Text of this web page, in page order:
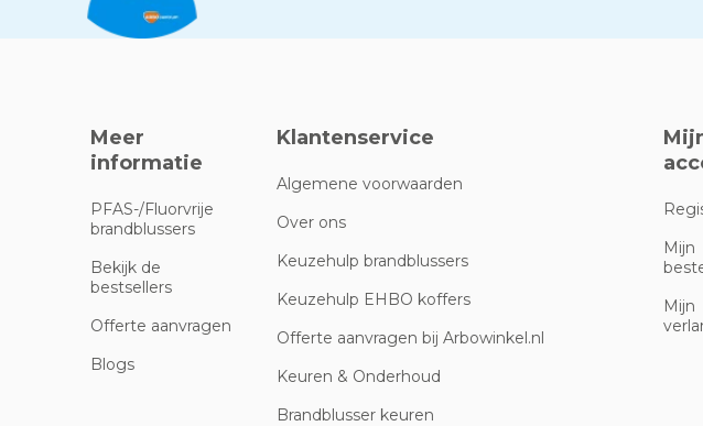
Meer
informatie
PFAS-/Fluorvrije
brandblussers
Bekijk de
bestsellers
Offerte aanvragen
Blogs
Klantenservice
Algemene voorwaarden
Over ons
Keuzehulp brandblussers
Keuzehulp EHBO koffers
Offerte aanvragen bij Arbowinkel.nl
Keuren & Onderhoud
Brandblusser keuren
Mijn
Mijn